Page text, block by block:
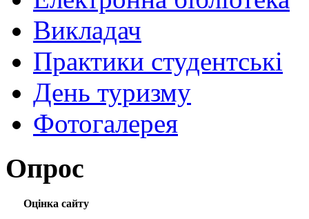
Викладач
Практики студентські
День туризму
Фотогалерея
Опрос
Оцінка сайту